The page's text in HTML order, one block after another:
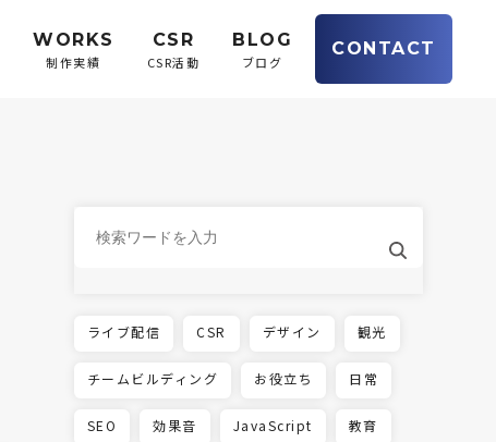
WORKS
制作実績
CSR
CSR活動
BLOG
ブログ
CONTACT
ライブ配信 CSR デザイン 観光
チームビルディング お役立ち 日常
SEO 効果音 JavaScript 教育